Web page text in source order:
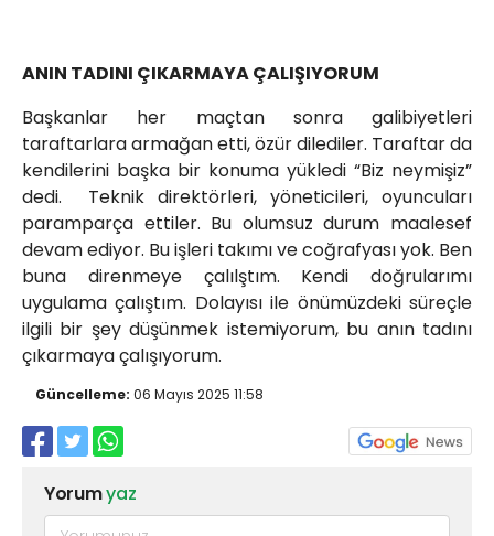
ANIN TADINI ÇIKARMAYA ÇALIŞIYORUM
Başkanlar her maçtan sonra galibiyetleri
taraftarlara armağan etti, özür dilediler. Taraftar da
kendilerini başka bir konuma yükledi “Biz neymişiz”
dedi. Teknik direktörleri, yöneticileri, oyuncuları
paramparça ettiler. Bu olumsuz durum maalesef
devam ediyor. Bu işleri takımı ve coğrafyası yok. Ben
buna direnmeye çalılştım. Kendi doğrularımı
uygulama çalıştım. Dolayısı ile önümüzdeki süreçle
ilgili bir şey düşünmek istemiyorum, bu anın tadını
çıkarmaya çalışıyorum.
Güncelleme: 06 Mayıs 2025 11:58
Yorumyaz